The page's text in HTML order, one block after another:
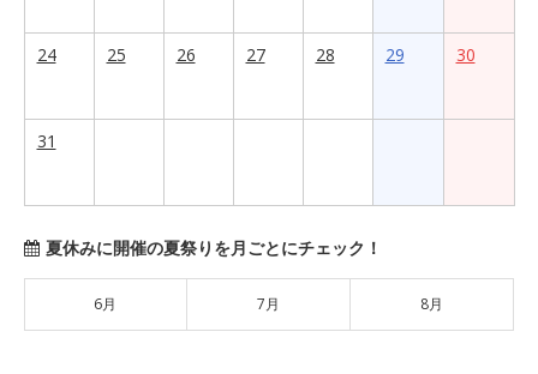
24 25 26 27 28 29 30
31
夏休みに開催の夏祭りを月ごとにチェック！
6月 7月 8月